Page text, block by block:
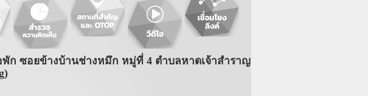
ก ซอยข้างบ้านช่างหมึก หมู่ที่ 4 ตำบลหาดเจ้าสำราญ